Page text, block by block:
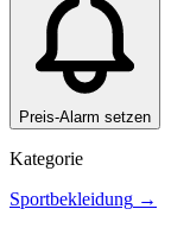
Preis-Alarm setzen
Kategorie
Sportbekleidung →